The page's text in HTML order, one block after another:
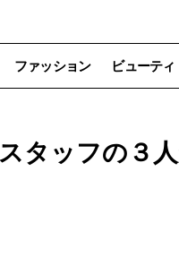
ファッション ビューティ
タッフの３